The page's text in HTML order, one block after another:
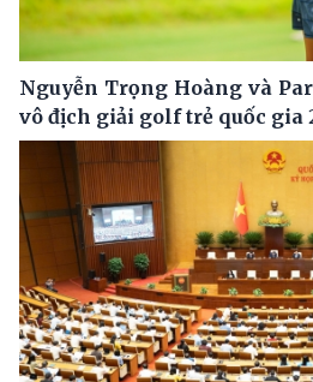
Nguyễn Trọng Hoàng và
vô địch giải golf trẻ quốc gia